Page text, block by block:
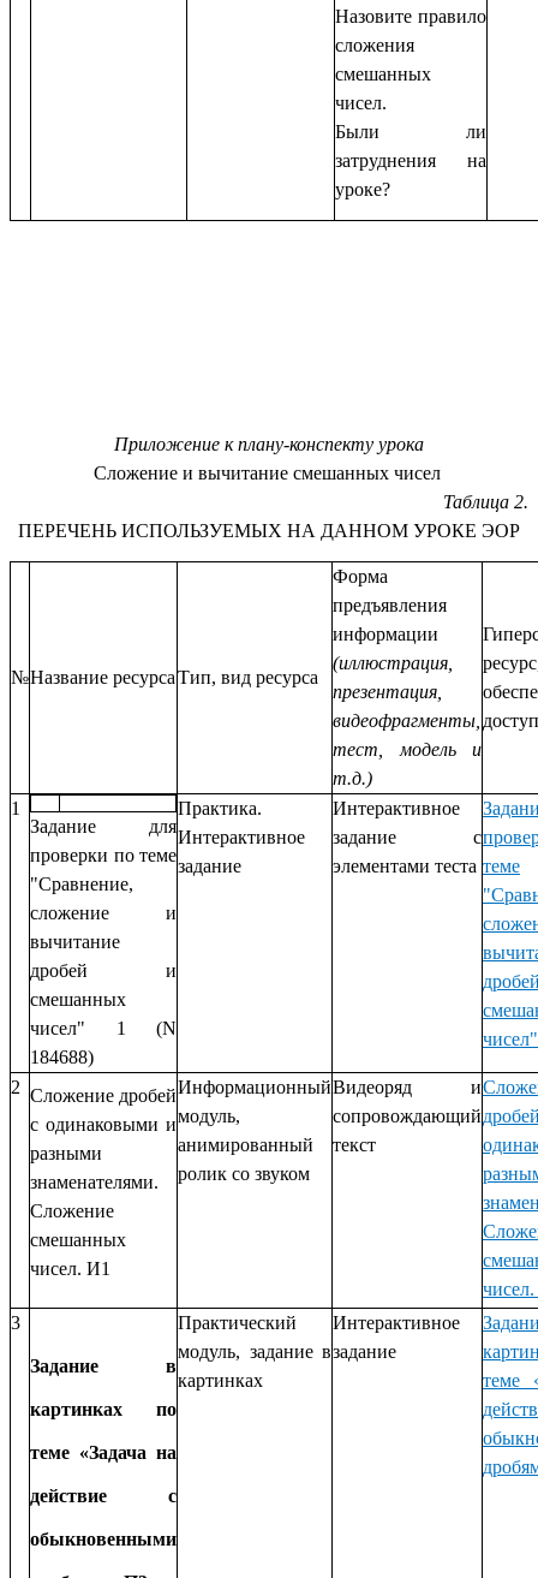
Назовите правило
сложения
смешанных
чисел.
Были ли
затруднения на
уроке?
Приложение к плану-конспекту урока
Сложение и вычитание смешанных чисел
Таблица 2.
ПЕРЕЧЕНЬ ИСПОЛЬЗУЕМЫХ НА ДАННОМ УРОКЕ ЭОР
№Название ресурсаТип, вид ресурса
Форма
предъявления
информации
(иллюстрация,
презентация,
видеофрагменты,
тест, модель и
т.д.)
1
Задание для
проверки по теме
"Сравнение,
сложение и
вычитание
дробей и
смешанных
чисел" 1 (N
184688)
Практика.
Интерактивное
задание
Интерактивное
задание с
элементами теста теме
2 Сложение дробей
с одинаковыми и
разными
знаменателями.
Сложение
смешанных
чисел. И1
Информационный
модуль,
анимированный
ролик со звуком
Видеоряд и
сопровождающий
текст
3
Задание в
картинках по
теме «Задача на
действие с
обыкновенными
Практический
модуль, задание в
картинках
Интерактивное
задание
теме